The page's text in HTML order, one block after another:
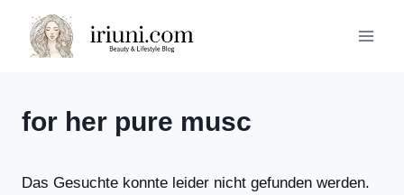
Inhalt
springen
for her pure musc
Das Gesuchte konnte leider nicht gefunden werden.